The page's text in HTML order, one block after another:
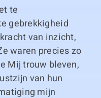
te
gebrekkigheid
van inzicht,
waren precies zo
Mij trouw bleven,
van hun
mijn